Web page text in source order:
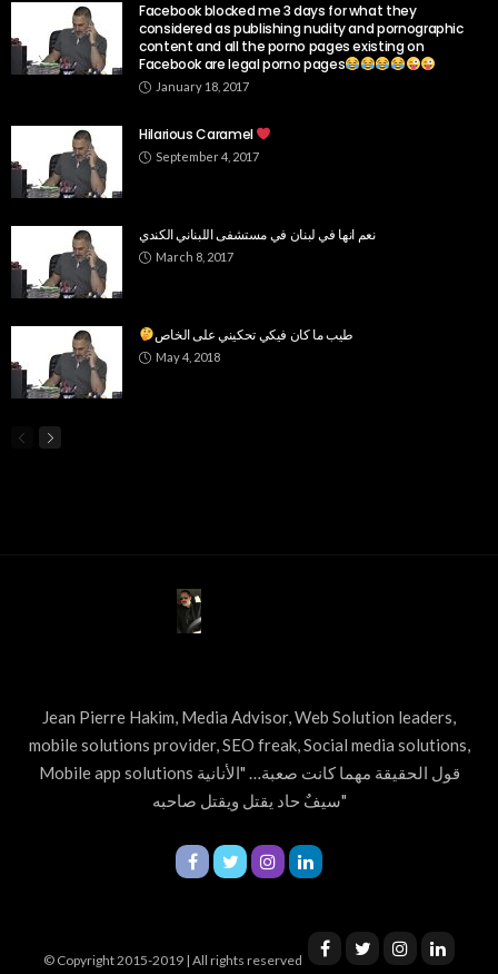
Facebook blocked me 3 days for what they
considered as publishing nudity and pornographic
content and all the porno pages existing on
Facebook are legal porno pages
January 18, 2017
Hilarious Caramel
September 4, 2017
نعم انها في لبنان في مستشفى اللبناني الكندي
March 8, 2017
طيب ما كان فيكي تحكيني على الخاص
May 4, 2018
Jean Pierre Hakim, Media Advisor, Web Solution leaders,
mobile solutions provider, SEO freak, Social media solutions,
Mobile app solutions قول الحقيقة مهما كانت صعبة… "الأنانية
سيفٌ حاد يقتل ويقتل صاحبه"
© Copyright 2015-2019 | All rights reserved